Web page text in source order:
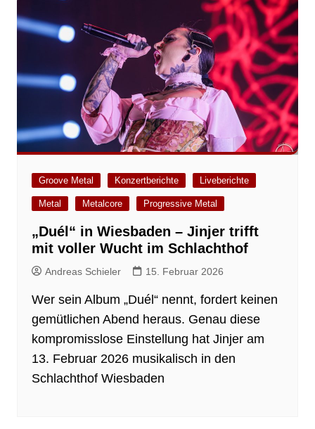
Groove Metal Konzertberichte Liveberichte
Metal Metalcore Progressive Metal
„Duél“ in Wiesbaden – Jinjer trifft
mit voller Wucht im Schlachthof
Andreas Schieler 15. Februar 2026
Wer sein Album „Duél“ nennt, fordert keinen
gemütlichen Abend heraus. Genau diese
kompromisslose Einstellung hat Jinjer am
13. Februar 2026 musikalisch in den
Schlachthof Wiesbaden